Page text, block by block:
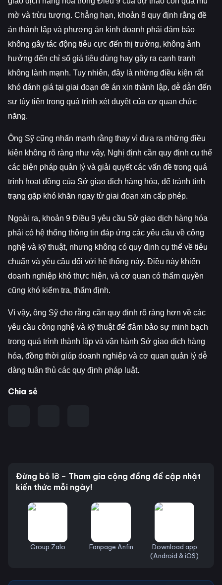
mờ và trừu tượng. Chẳng hạn, khoản 8 quy định rằng đề
án thành lập và phương án kinh doanh phải đảm bảo
không gây tác động tiêu cực đến thị trường, không ảnh
hưởng đến chỉ số giá tiêu dùng hay gây ra cạnh tranh
không lành mạnh. Tuy nhiên, đây là những điều kiện rất
khó đánh giá tại giai đoạn đề án xin thành lập, dễ dẫn đến
sự tùy tiện trong quá trình xét duyệt của cơ quan chức
năng.
Ông Sỹ cũng nhấn mạnh rằng thay vì đưa ra những điều
kiện không rõ ràng như vậy, Nghị định cần quy định cụ thể
các biện pháp quản lý và giải quyết các vấn đề trong quá
trình hoạt động của Sở giao dịch hàng hóa, để tránh tình
trạng gặp khó khăn ngay từ giai đoạn xin cấp phép.
Ngoài ra, khoản 9 Điều 9 yêu cầu Sở giao dịch hàng hóa
phải có hệ thống thông tin đáp ứng các yêu cầu về công
nghệ và kỹ thuật, nhưng không có quy định cụ thể về tiêu
chuẩn và yêu cầu đối với hệ thống này. Điều này khiến
doanh nghiệp khó thực hiện, và cơ quan có thẩm quyền
cũng khó kiểm tra, thẩm định.
Vì vậy, ông Sỹ cho rằng cần quy định rõ ràng hơn về các
yêu cầu công nghệ và kỹ thuật để đảm bảo sự minh bạch
trong quá trình thành lập và vận hành Sở giao dịch hàng
hóa, đồng thời giúp doanh nghiệp và cơ quan quản lý dễ
dàng tuân thủ các quy định pháp luật.
Chia sẻ
Đừng bỏ lỡ – Tham gia cộng đồng để cập nhật
kiến thức mỗi ngày!
Group Zalo Fanpage Anfin
Download app
(Android & iOS)